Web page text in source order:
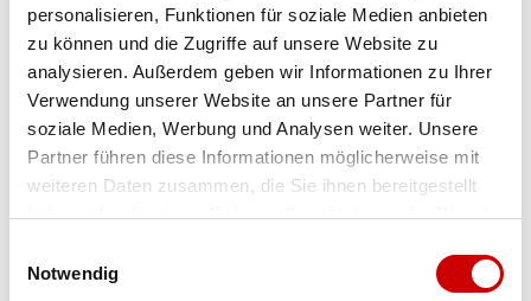
personalisieren, Funktionen für soziale Medien anbieten
zu können und die Zugriffe auf unsere Website zu
analysieren. Außerdem geben wir Informationen zu Ihrer
Verwendung unserer Website an unsere Partner für
soziale Medien, Werbung und Analysen weiter. Unsere
Partner führen diese Informationen möglicherweise mit
weiteren Daten zusammen, die Sie ihnen bereitgestellt
haben oder die sie im Rahmen Ihrer Nutzung der Dienste
Notwendig
Artikel-Nr.2961-sportlack-wine
Farbe sportlack wine